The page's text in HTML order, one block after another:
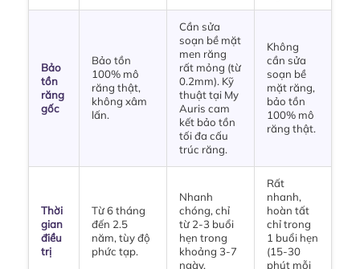
Bảo
tồn
răng
gốc
Bảo tồn
100% mô
răng thật,
không xâm
lấn.
Cần sửa
soạn bề mặt
men răng
rất mỏng (từ
0.2mm). Kỹ
thuật tại My
Auris cam
kết bảo tồn
tối đa cấu
trúc răng.
Không
cần sửa
soạn bề
mặt răng,
bảo tồn
100% mô
răng thật.
Thời
gian
điều
trị
Từ 6 tháng
đến 2.5
năm, tùy độ
phức tạp.
Nhanh
chóng, chỉ
từ 2-3 buổi
hẹn trong
khoảng 3-7
ngày.
Rất
nhanh,
hoàn tất
chỉ trong
1 buổi hẹn
(15-30
phút mỗi